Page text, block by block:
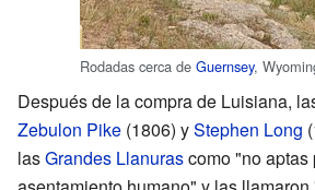
Rodadas cerca de Guernsey,
Después de la compra de Luisiana,
Zebulon Pike (1806) yStephen Long
lasGrandes Llanurascomo "no aptas